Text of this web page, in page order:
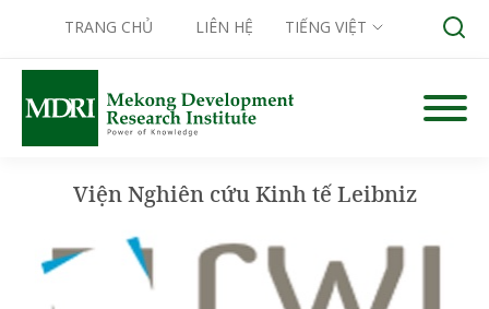
TRANG CHỦ LIÊN HỆ TIẾNG VIỆT
Viện Nghiên cứu Kinh tế Leibniz